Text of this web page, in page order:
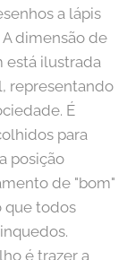
a lápis
A dimensão de
está ilustrada
representando
É
para
posição
de "bom"
que todos
é trazer a